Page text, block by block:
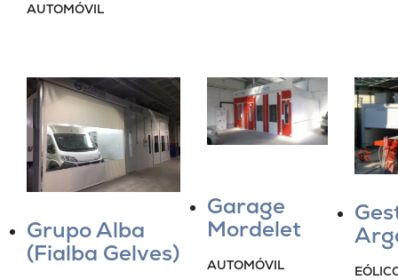
AUTOMÓVIL
Grupo Alba
(Fialba Gelves)
Garage
Mordelet
AUTOMÓVIL